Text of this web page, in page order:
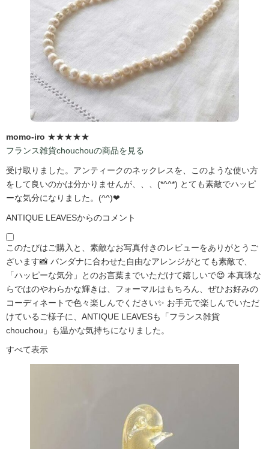
momo-iro ★★★★★
フランス雑貨chouchouの商品を見る
受け取りました。アンティークのネックレスを、このような使い方
をして良いのかは分かりませんが、、、(*^^*) とても素敵でハッピ
ーな気分になりました。(^^)❤
ANTIQUE LEAVESからのコメント
このたびはご購入と、素敵なお写真付きのレビューをありがとうご
ざいます📸 バンダナに合わせた自由なアレンジがとても素敵で、
「ハッピーな気分」とのお言葉までいただけて嬉しいで😍 本真珠な
らではのやわらかな輝きは、フォーマルはもちろん、ぜひお好みの
コーディネートで色々楽しんでください✨ お手元で楽しんでいただ
けているご様子に、ANTIQUE LEAVESも「フランス雑貨
chouchou」も温かな気持ちになりました。
すべて表示